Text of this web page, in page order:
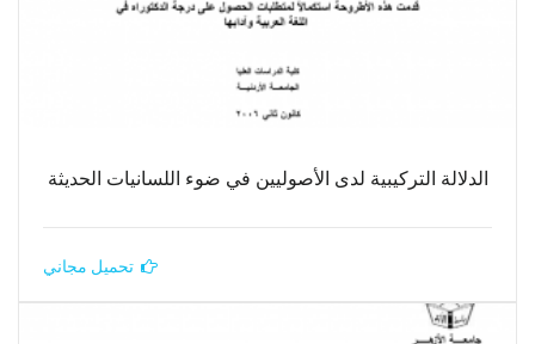
الدلالة التركيبية لدى الأصوليين في ضوء اللسانيات الحديثة
تحميل مجاني